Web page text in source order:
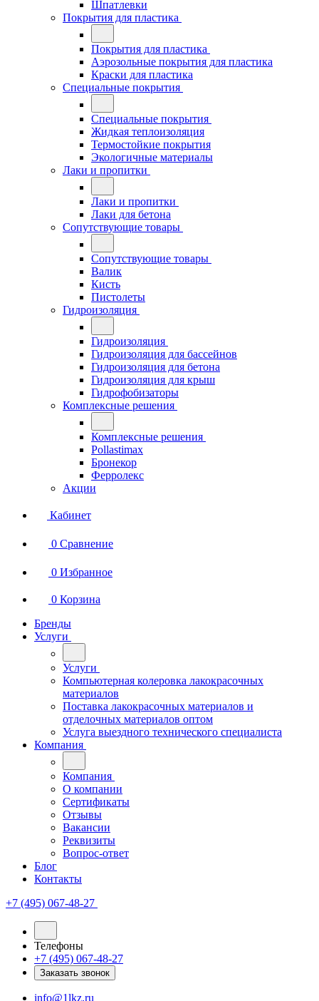
Шпатлевки
Покрытия для пластика
Покрытия для пластика
Аэрозольные покрытия для пластика
Краски для пластика
Специальные покрытия
Специальные покрытия
Жидкая теплоизоляция
Термостойкие покрытия
Экологичные материалы
Лаки и пропитки
Лаки и пропитки
Лаки для бетона
Сопутствующие товары
Сопутствующие товары
Валик
Кисть
Пистолеты
Гидроизоляция
Гидроизоляция
Гидроизоляция для бассейнов
Гидроизоляция для бетона
Гидроизоляция для крыш
Гидрофобизаторы
Комплексные решения
Комплексные решения
Pollastimax
Бронекор
Ферролекс
Акции
Кабинет
0 Сравнение
0 Избранное
0 Корзина
Бренды
Услуги
Услуги
Компьютерная колеровка лакокрасочных
материалов
Поставка лакокрасочных материалов и
отделочных материалов оптом
Услуга выездного технического специалиста
Компания
Компания
О компании
Сертификаты
Отзывы
Вакансии
Реквизиты
Вопрос-ответ
Блог
Контакты
+7 (495) 067-48-27
Телефоны
+7 (495) 067-48-27
Заказать звонок
info@1lkz.ru